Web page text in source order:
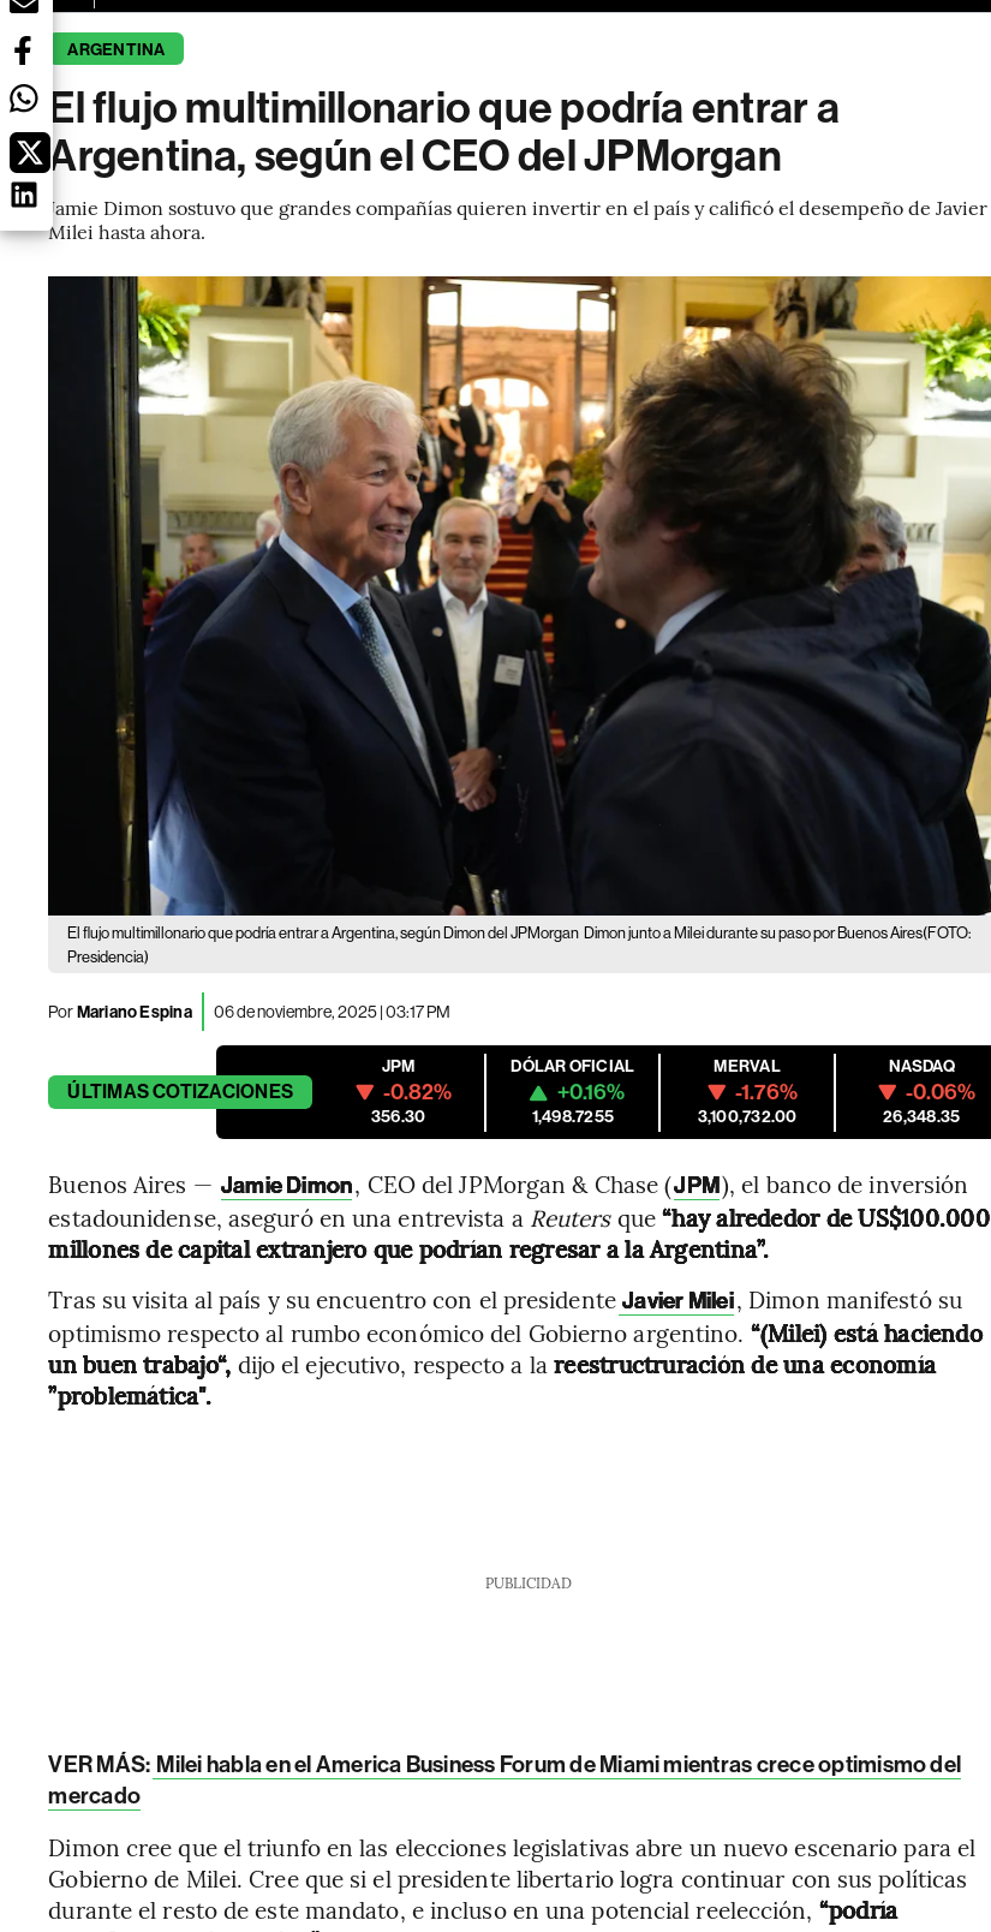
ARGENTINA
El flujo multimillonario que podría entrar a
Argentina, según el CEO del JPMorgan
Jamie Dimon sostuvo que grandes compañías quieren invertir en el país y calificó el desempeño de Javier
Milei hasta ahora.
El flujo multimillonario que podría entrar a Argentina, según Dimon del JPMorgan Dimon junto a Milei durante su paso por Buenos Aires(FOTO:
Presidencia)
PorMariano Espina 06 de noviembre, 2025 | 03:17 PM
ÚLTIMASCOTIZACIONES
JPM
-0.82%
356.30
DÓLAR OFICIAL
+0.16%
1,498.7255
MERVAL
-1.76%
3,100,732.00
NASDAQ
-0.06%
26,348.35
Buenos Aires — Jamie Dimon, CEO del JPMorgan & Chase (JPM), el banco de inversión
estadounidense, aseguró en una entrevista a Reutersque“hay alrededor de US$100.000
millones de capital extranjero que podrían regresar a la Argentina”.
Tras su visita al país y su encuentro con el presidente Javier Milei, Dimon manifestó su
optimismo respecto al rumbo económico del Gobierno argentino. “(Milei) está haciendo
un buen trabajo“, dijo el ejecutivo, respecto a la reestructruración de una economía
”problemática".
PUBLICIDAD
VER MÁS: Milei habla en el America Business Forum de Miami mientras crece optimismo del
mercado
Dimon cree que el triunfo en las elecciones legislativas abre un nuevo escenario para el
Gobierno de Milei. Cree que si el presidente libertario logra continuar con sus políticas
durante el resto de este mandato, e incluso en una potencial reelección, “podría